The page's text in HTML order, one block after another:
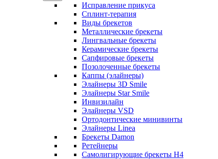
Исправление прикуса
Сплинт-терапия
Виды брекетов
Металлические брекеты
Лингвальные брекеты
Керамические брекеты
Сапфировые брекеты
Позолоченные брекеты
Каппы (элайнеры)
Элайнеры 3D Smile
Элайнеры Star Smile
Инвизилайн
Элайнеры VSD
Ортодонтические минивинты
Элайнеры Linea
Брекеты Damon
Ретейнеры
Самолигирующие брекеты H4